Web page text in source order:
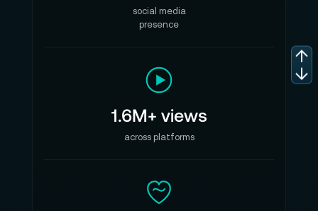
social media
presence
1.6M+ views
across platforms